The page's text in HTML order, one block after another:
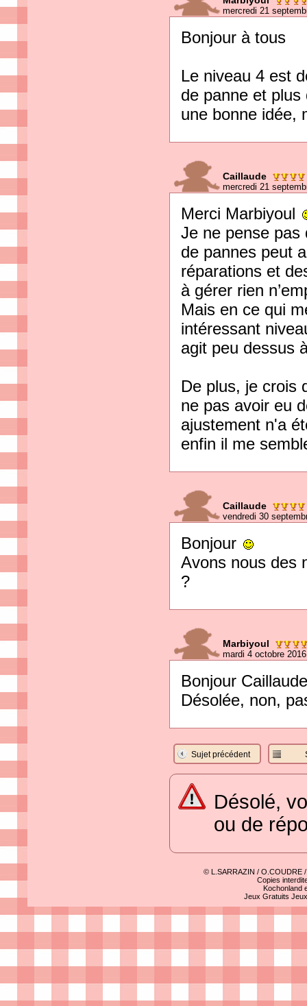
mercredi 21
Bonjour à tous
Le niveau 4 est
de panne et
une bonne idée,
Caillaude
mercredi 21
Merci Marbiyoul
Je ne pense pas
de pannes peut
réparations et
à gérer rien
Mais en ce qui
intéressant
agit peu dessus
De plus, je crois
ne pas avoir eu
ajustement n'a
enfin il me
Caillaude
vendredi 30
Bonjour
Avons nous des
?
Marbiyoul
mardi 4 octobre
Bonjour Caillaude
Désolée, non,
Sujet précédent
Désolé,
ou de
© L.SARRAZIN / O.COUDRE
Copies
Kochonland
Jeux Gratuits Jeux